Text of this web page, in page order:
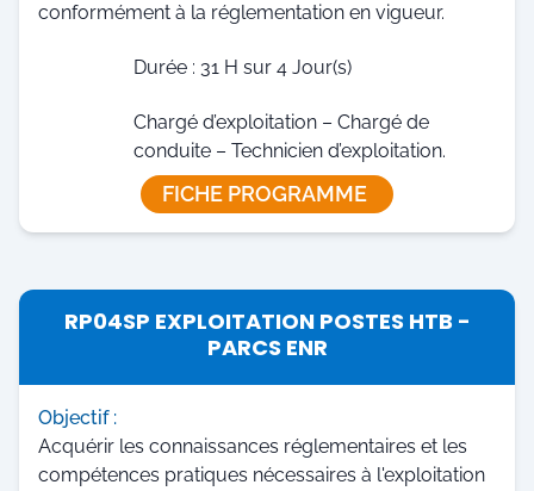
conformément à la réglementation en vigueur.
Durée : 31 H sur 4 Jour(s)
Chargé d’exploitation – Chargé de
conduite – Technicien d’exploitation.
FICHE PROGRAMME
RP04SP EXPLOITATION POSTES HTB -
PARCS ENR
Objectif :
Acquérir les connaissances réglementaires et les
compétences pratiques nécessaires à l'exploitation